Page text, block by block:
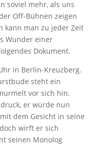
soviel mehr, als uns
Off-Bühnen zeigen
kann man zu jeder Zeit
Wunder einer
Dokument.
in Berlin-Kreuzberg.
steht ein
vor sich hin.
er würde nun
dem Gesicht in seine
wirft er sich
seinen Monolog